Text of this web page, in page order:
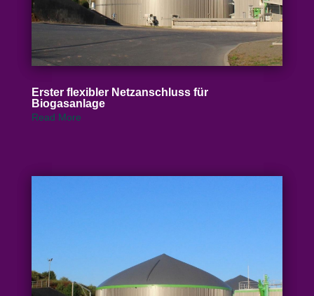
Erster flexibler Netz­an­schluss für
Biogasanlage
Read More